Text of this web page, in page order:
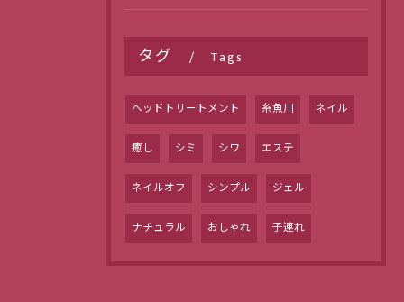
タグ Tags
ヘッドトリートメント 糸魚川 ネイル
癒し シミ シワ エステ
ネイルオフ シンプル ジェル
ナチュラル おしゃれ 子連れ